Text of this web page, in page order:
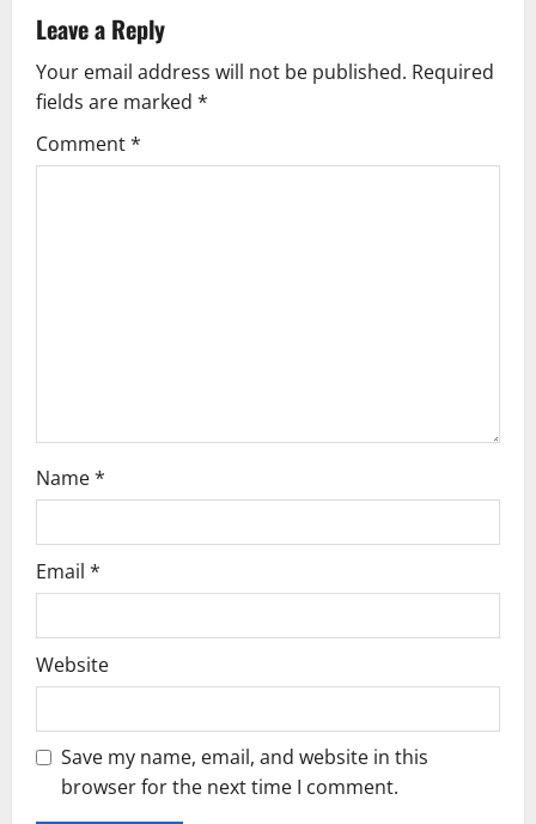
Leave a Reply
Your email address will not be published. Required
fields are marked *
Comment*
Name*
Email *
Website
Save my name, email, and website in this
browser for the next time I comment.